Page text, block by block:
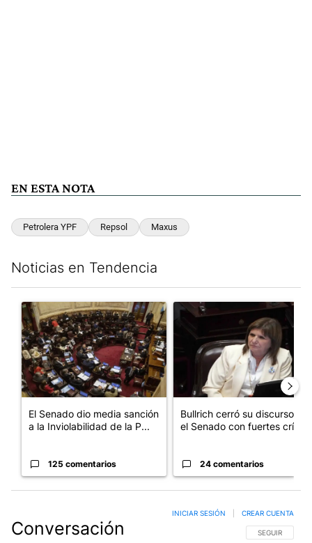
EN ESTA NOTA
Petrolera YPF Repsol Maxus
Noticias en Tendencia
Un artículo de tendencia con el título "El Senado dio media
El Senado dio media sanción
a la Inviolabilidad de la P...
125 comentarios
Un artículo de tendencia
Bullrich cerró su discurso en
el Senado con fuertes crí...
24 comentarios
Conversación SIGA ESTA
SEGUIR
INICIAR SESIÓN CREAR CUENTA